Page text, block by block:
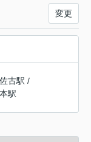
変更
佐古駅 /
駅